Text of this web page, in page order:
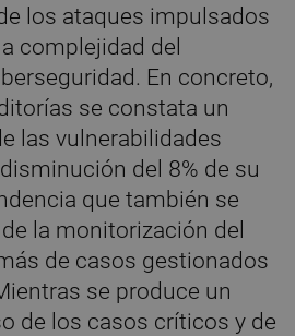
los ataques impulsados
complejidad del
En concreto,
se constata un
las vulnerabilidades
del 8% de su
que también se
la monitorización del
de casos gestionados
se produce un
de los casos críticos y de